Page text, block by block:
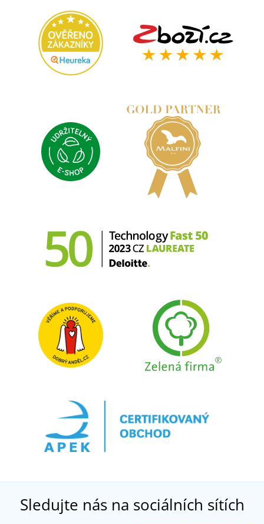
Sledujte nás na sociálních sítích